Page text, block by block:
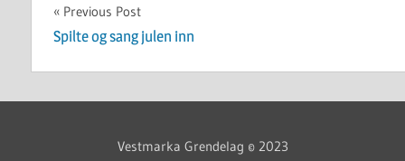
Innleggsnavigasjon
Previous Post
Spilte og sang julen inn
Vestmarka Grendelag © 2023